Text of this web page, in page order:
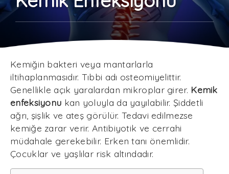
Kemiğin bakteri veya mantarlarla
iltihaplanmasıdır. Tıbbi adı osteomiyelittir.
Genellikle açık yaralardan mikroplar girer. Kemik
enfeksiyonu kan yoluyla da yayılabilir. Şiddetli
ağrı, şişlik ve ateş görülür. Tedavi edilmezse
kemiğe zarar verir. Antibiyotik ve cerrahi
müdahale gerekebilir. Erken tanı önemlidir.
Çocuklar ve yaşlılar risk altındadır.